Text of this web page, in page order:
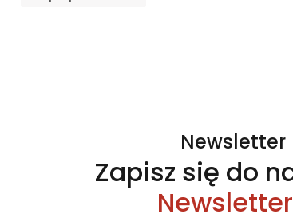
Newsletter
Zapisz się do